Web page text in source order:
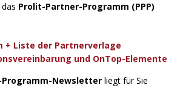
Prolit-Partner-Programm (PPP)
+ Liste der Partnerverlage
und OnTop-Elemente
Newsletter liegt für Sie